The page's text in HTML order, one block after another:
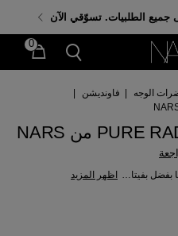
احصلي على هدايا مجانية عند إنفاق 350 د.إ. باستخدام الكود:
الطلبيات. تسوّقي الآن
0
الوجه فاونديشن
مرطب خفيف اللون يرطب البشرة وينعمها بفضل بفيتامين سي ويحميها من الشمس بعامل حماية 30 (SPF 30) اظهر المزيد